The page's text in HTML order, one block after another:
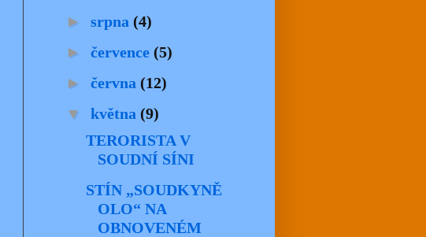
► srpna (4)
► července (5)
► června (12)
▼ května (9)
TERORISTA V
SOUDNÍ SÍNI
STÍN „SOUDKYNĚ
OLO“ NA
OBNOVENÉM